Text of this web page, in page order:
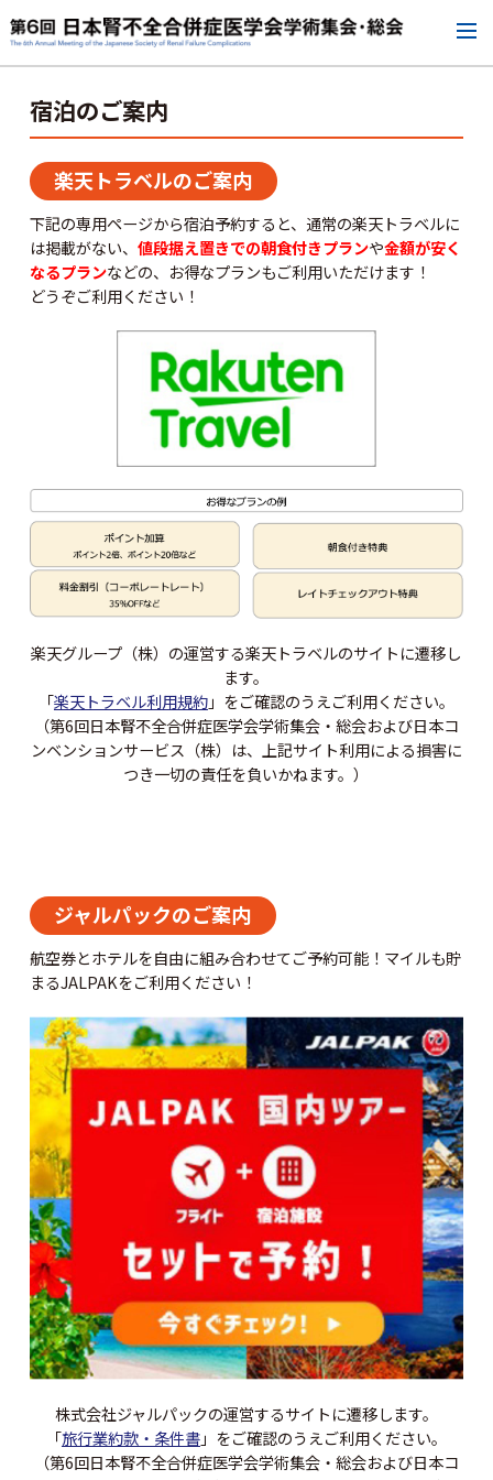
宿泊のご案内
楽天トラベルのご案内
下記の専用ページから宿泊予約すると、通常の楽天トラベルに
は掲載がない、 値段据え置きでの朝食付きプランや金額が安く
なるプランなどの、お得なプランもご利用いただけます！
どうぞご利用ください！
楽天グループ（株）の運営する楽天トラベルのサイトに遷移し
ます。
「楽天トラベル利用規約」をご確認のうえご利用ください。
（第6回日本腎不全合併症医学会学術集会・総会および日本コ
ンベンションサービス（株）は、上記サイト利用による損害に
つき一切の責任を負いかねます。）
ジャルパックのご案内
航空券とホテルを自由に組み合わせてご予約可能！マイルも貯
まるJALPAKをご利用ください！
株式会社ジャルパックの運営するサイトに遷移します。
「旅行業約款・条件書」をご確認のうえご利用ください。
（第6回日本腎不全合併症医学会学術集会・総会および日本コ